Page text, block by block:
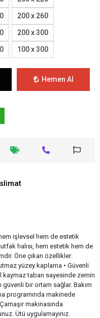
200 x 260
200 x 300
100 x 300
Hemen Al
işlevsel hem de estetik
halısı, hem estetik hem de
Öne çıkan özellikler:
yüzey kaplama • Güvenli
kaymaz taban sayesinde zemin
bir ortam sağlar. Bakım
programında makinede
makinasında
Ütü uygulamayınız.